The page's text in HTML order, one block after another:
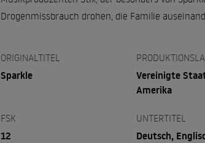
Drogenmissbrauch drohen, die Familie
ORIGINALTITEL
Sparkle
Vereinigte
Amerika
FSK
12
UNTERTITEL
Deutsch,